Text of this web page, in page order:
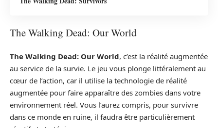
The Walking Dead: Our World
The Walking Dead: Our World, c’est la réalité augmentée
au service de la survie. Le jeu vous plonge littéralement au
cœur de l’action, car il utilise la technologie de réalité
augmentée pour faire apparaître des zombies dans votre
environnement réel. Vous l’aurez compris, pour survivre
dans ce monde en ruine, il faudra être particulièrement